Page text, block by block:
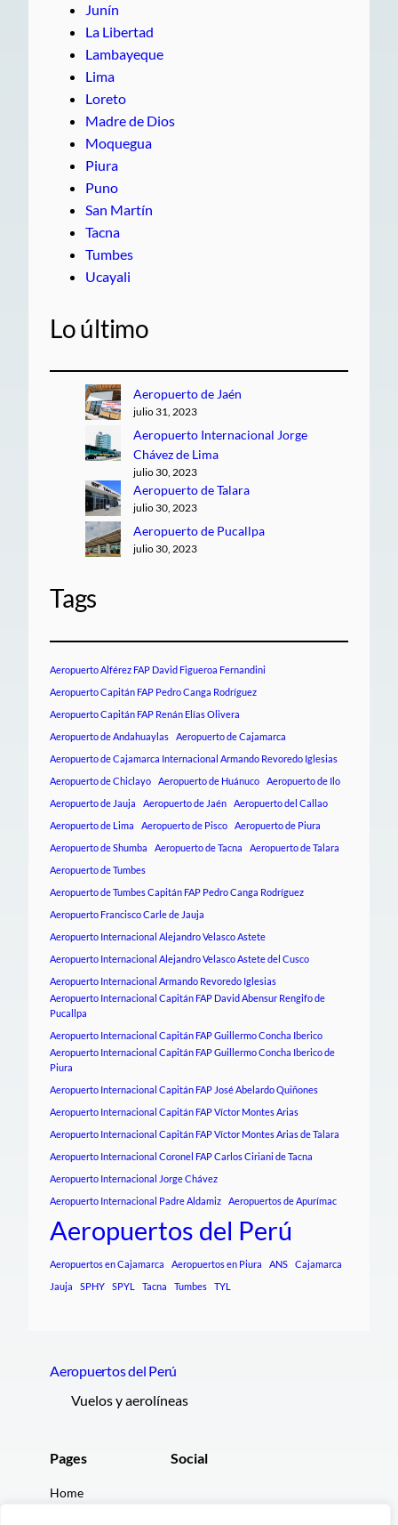
Junín
La Libertad
Lambayeque
Lima
Loreto
Madre de Dios
Moquegua
Piura
Puno
San Martín
Tacna
Tumbes
Ucayali
Lo último
Aeropuerto de Jaén
julio 31, 2023
Aeropuerto Internacional Jorge
Chávez de Lima
julio 30, 2023
Aeropuerto de Talara
julio 30, 2023
Aeropuerto de Pucallpa
julio 30, 2023
Tags
Aeropuerto Alférez FAP David Figueroa Fernandini
Aeropuerto Capitán FAP Pedro Canga Rodríguez
Aeropuerto Capitán FAP Renán Elías Olivera
Aeropuerto de Andahuaylas
Aeropuerto de Cajamarca
Aeropuerto de Cajamarca Internacional Armando Revoredo Iglesias
Aeropuerto de Chiclayo
Aeropuerto de Huánuco
Aeropuerto de Ilo
Aeropuerto de Jauja
Aeropuerto de Jaén
Aeropuerto del Callao
Aeropuerto de Lima
Aeropuerto de Pisco
Aeropuerto de Piura
Aeropuerto de Shumba
Aeropuerto de Tacna
Aeropuerto de Talara
Aeropuerto de Tumbes
Aeropuerto de Tumbes Capitán FAP Pedro Canga Rodríguez
Aeropuerto Francisco Carle de Jauja
Aeropuerto Internacional Alejandro Velasco Astete
Aeropuerto Internacional Alejandro Velasco Astete del Cusco
Aeropuerto Internacional Armando Revoredo Iglesias
Aeropuerto Internacional Capitán FAP David Abensur Rengifo de
Pucallpa
Aeropuerto Internacional Capitán FAP Guillermo Concha Iberico
Aeropuerto Internacional Capitán FAP Guillermo Concha Iberico de
Piura
Aeropuerto Internacional Capitán FAP José Abelardo Quiñones
Aeropuerto Internacional Capitán FAP Víctor Montes Arias
Aeropuerto Internacional Capitán FAP Víctor Montes Arias de Talara
Aeropuerto Internacional Coronel FAP Carlos Ciriani de Tacna
Aeropuerto Internacional Jorge Chávez
Aeropuerto Internacional Padre Aldamiz
Aeropuertos de Apurímac
Aeropuertos del Perú
Aeropuertos en Cajamarca Aeropuertos en Piura ANS
Cajamarca
Jauja
SPHY SPYL Tacna Tumbes TYL
Aeropuertos del Perú
Vuelos y aerolíneas
Pages
Home
Social